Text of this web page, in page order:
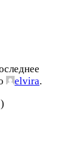
elvira.